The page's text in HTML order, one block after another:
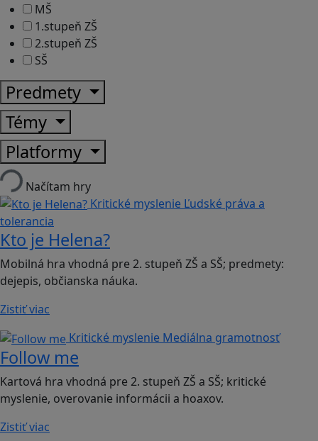
MŠ
1.stupeň ZŠ
2.stupeň ZŠ
SŠ
Predmety
Témy
Platformy
Načítam hry
Kritické myslenie Ľudské práva a
tolerancia
Kto je Helena?
Mobilná hra vhodná pre 2. stupeň ZŠ a SŠ; predmety:
dejepis, občianska náuka.
Zistiť viac
Kritické myslenie Mediálna gramotnosť
Follow me
Kartová hra vhodná pre 2. stupeň ZŠ a SŠ; kritické
myslenie, overovanie informácii a hoaxov.
Zistiť viac